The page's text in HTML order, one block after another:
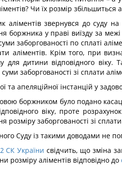
Чи їх розмір збільшиться
аліментів звернувся до суду
боржника у праві виїзду за
заборгованості по сплаті
аліментів. Крім того, при
для дитини відповідного
заборгованості зі сплати
та апеляційної інстанцій у
боржником було подано
віку, проте
розміру заборгованості зі сплати
Суду із такими доводами не
СК України свідчить, що зміна
розміру аліментів відповідно до